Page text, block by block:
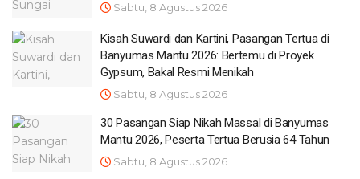
Sabtu, 8 Agustus 2026
Kisah Suwardi dan Kartini, Pasangan Tertua di
Banyumas Mantu 2026: Bertemu di Proyek
Gypsum, Bakal Resmi Menikah
Sabtu, 8 Agustus 2026
30 Pasangan Siap Nikah Massal di Banyumas
Mantu 2026, Peserta Tertua Berusia 64 Tahun
Sabtu, 8 Agustus 2026